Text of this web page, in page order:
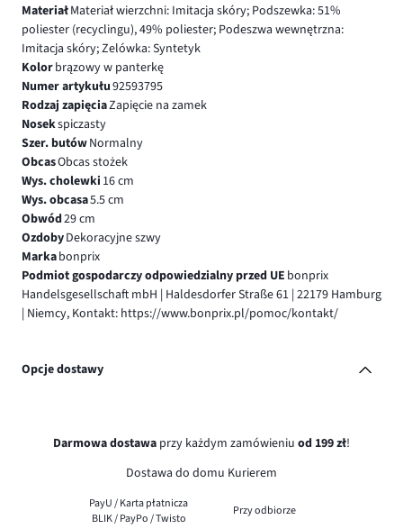
MateriałMateriał wierzchni: Imitacja skóry; Podszewka: 51%
poliester (recyclingu), 49% poliester; Podeszwa wewnętrzna:
Imitacja skóry; Zelówka: Syntetyk
Kolorbrązowy w panterkę
Numer artykułu92593795
Rodzaj zapięciaZapięcie na zamek
Nosekspiczasty
Szer. butówNormalny
ObcasObcas stożek
Wys. cholewki 16 cm
Wys. obcasa5.5 cm
Obwód29 cm
OzdobyDekoracyjne szwy
Markabonprix
Podmiot gospodarczy odpowiedzialny przed UE bonprix
Handelsgesellschaft mbH | Haldesdorfer Straße 61 | 22179 Hamburg
| Niemcy, Kontakt: https://www.bonprix.pl/pomoc/kontakt/
Opcje dostawy
Darmowa dostawa przy każdym zamówieniu od 199 zł!
Dostawa do domu Kurierem
PayU / Karta płatnicza
BLIK / PayPo / Twisto
Przy odbiorze